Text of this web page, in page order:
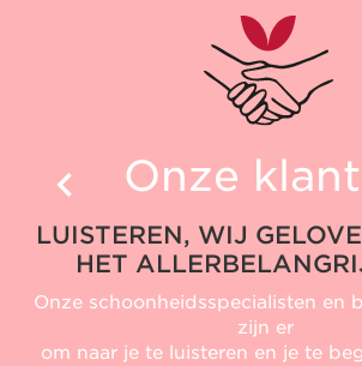
Onze
LUISTEREN, WIJ
HET
Onze schoonheidsspecialisten en
zijn er
om naar je te luisteren en je te